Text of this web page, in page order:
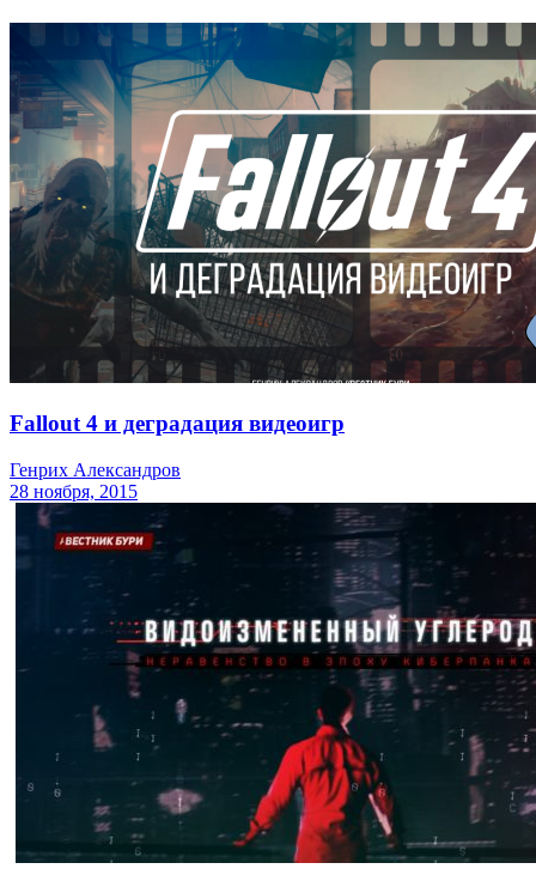
Fallout 4 и деградация видеоигр
Генрих Александров
28 ноября, 2015